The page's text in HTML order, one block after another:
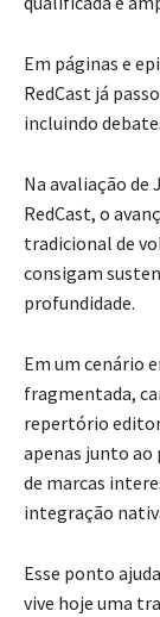
Em páginas e
RedCast já
incluindo
Na avaliação de
RedCast, o
tradicional de
consigam
profundidade.
Em um cenário
fragmentada,
repertório
apenas junto ao
de marcas
integração
Esse ponto
vive hoje uma